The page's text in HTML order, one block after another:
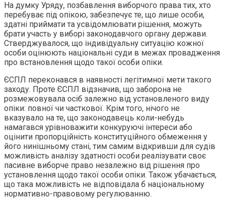
На думку Уряду, позбавлення виборчого права тих, хто
перебуває під опікою, забезпечує те, що лише особи,
здатні приймати та усвідомлювати рішення, можуть
брати участь у виборі законодавчого органу держави.
Стверджувалося, що індивідуальну ситуацію кожної
особи оцінюють національні суди в межах провадження
про встановлення щодо такої особи опіки.
ЄСПЛ переконався в наявності легітимної мети такого
заходу. Проте ЄСПЛ відзначив, що заборона не
розмежовувала осіб залежно від установленого виду
опіки: повної чи часткової. Крім того, нічого не
вказувало на те, що законодавець коли-небудь
намагався урівноважити конкуруючі інтереси або
оцінити пропорційність конституційного обмеження у
його нинішньому стані, тим самим відкривши для судів
можливість аналізу здатності особи реалізувати своє
пасивне виборче право незалежно від рішення про
установлення щодо такої особи опіки. Також убачається,
що така можливість не відповідала б національному
нормативно-правовому регулюванню.